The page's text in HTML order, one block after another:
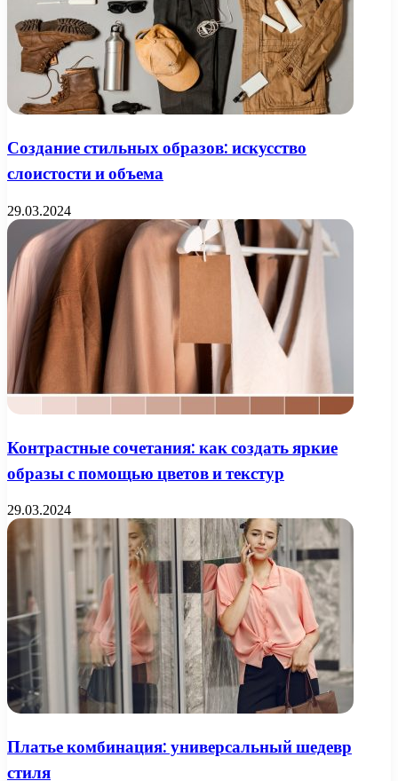
Создание стильных образов: искусство
слоистости и объема
29.03.2024
Контрастные сочетания: как создать яркие
образы с помощью цветов и текстур
29.03.2024
Платье комбинация: универсальный шедевр
стиля